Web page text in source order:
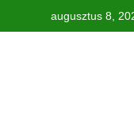
augusztus 8,